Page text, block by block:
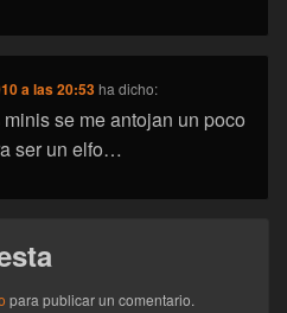
a las 20:53 ha dicho:
se me antojan un poco
ser un elfo…
para publicar un comentario.